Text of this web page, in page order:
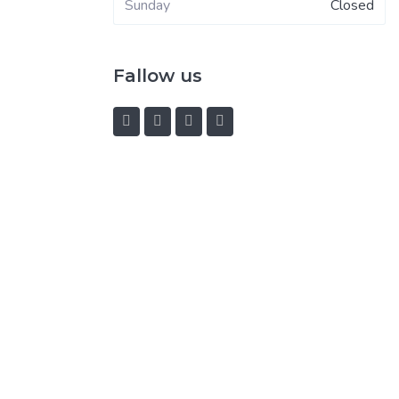
Sunday Closed
Fallow us